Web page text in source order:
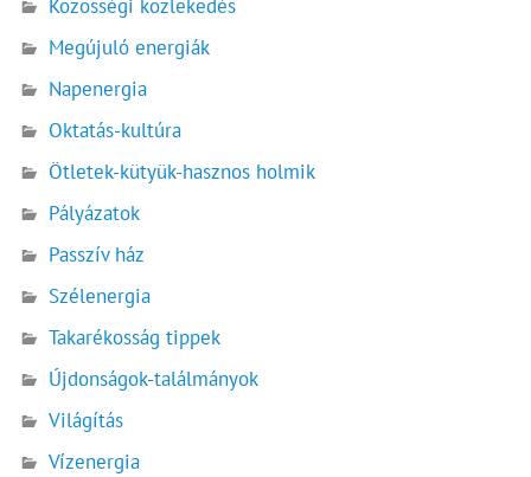
Közösségi közlekedés
Megújuló energiák
Napenergia
Oktatás-kultúra
Ötletek-kütyük-hasznos holmik
Pályázatok
Passzív ház
Szélenergia
Takarékosság tippek
Újdonságok-találmányok
Világítás
Vízenergia